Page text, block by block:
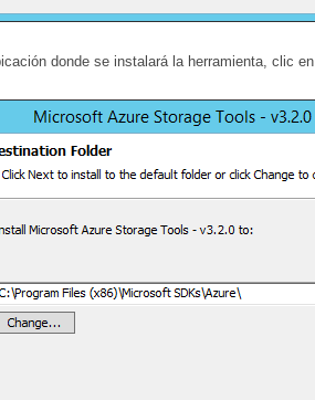
donde se instalará la herramienta, clic en